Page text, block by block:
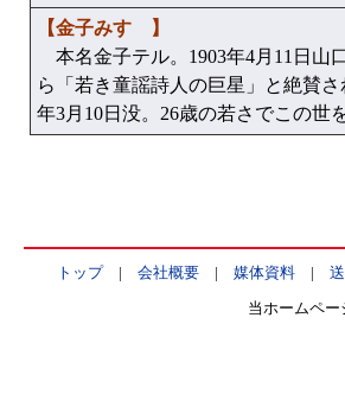
【金子みすゞ】
本名金子テル。1903年4月11日山
ら「若き童謡詩人の巨星」と絶賛
年3月10日没。26歳の若さでこの世
トップ| 会社概要| 媒体資料|
当ホームペ